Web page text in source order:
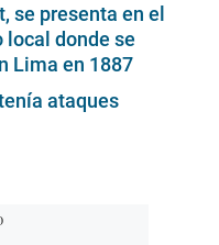
se presenta en el
donde se
Lima en 1887
ataques